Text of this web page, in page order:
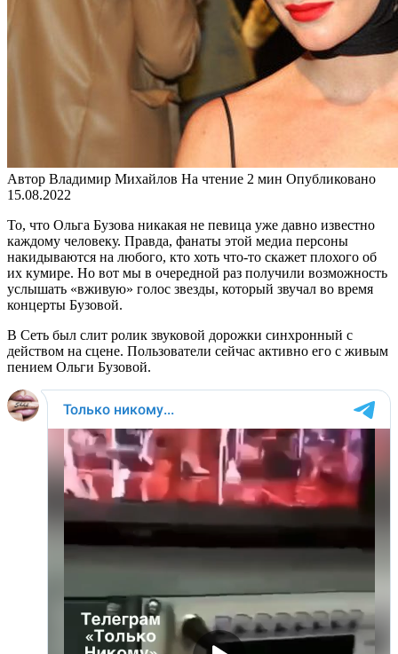
Автор Владимир Михайлов На чтение 2 мин Опубликовано
15.08.2022
То, что Ольга Бузова никакая не певица уже давно известно
каждому человеку. Правда, фанаты этой медиа персоны
накидываются на любого, кто хоть что-то скажет плохого об
их кумире. Но вот мы в очередной раз получили возможность
услышать «вживую» голос звезды, который звучал во время
концерты Бузовой.
В Сеть был слит ролик звуковой дорожки синхронный с
действом на сцене. Пользователи сейчас активно его с живым
пением Ольги Бузовой.